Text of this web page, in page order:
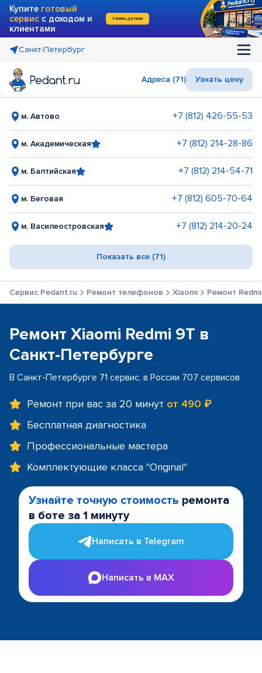
Купите готовый
сервис с доходом и
клиентами
Узнать детали
Санкт-Петербург
Адреса (71) Узнать цену
м. Автово +7 (812) 426-55-53
м. Академическая +7 (812) 214-28-86
м. Балтийская +7 (812) 214-54-71
м. Беговая +7 (812) 605-70-64
м. Василеостровская +7 (812) 214-20-24
Показать все (71)
Сервис Pedant.ru Ремонт телефонов Xiaomi Ремонт
Ремонт Xiaomi Redmi 9T в
Санкт-Петербурге
В Санкт-Петербурге 71 сервис, в России 707 сервисов
Ремонт при вас за 20 минут от 490 ₽
Бесплатная диагностика
Профессиональные мастера
Комплектующие класса "Original"
Узнайте точную стоимость ремонта
в боте за 1 минуту
Написать в Telegram
Написать в MAX